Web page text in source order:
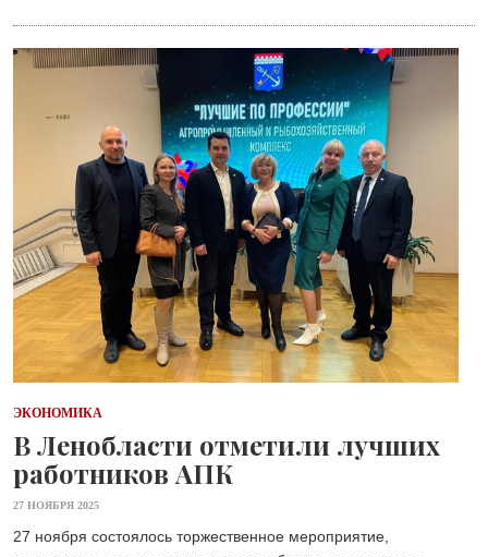
ЭКОНОМИКА
В Ленобласти отметили лучших
работников АПК
27 НОЯБРЯ 2025
27 ноября состоялось торжественное мероприятие,